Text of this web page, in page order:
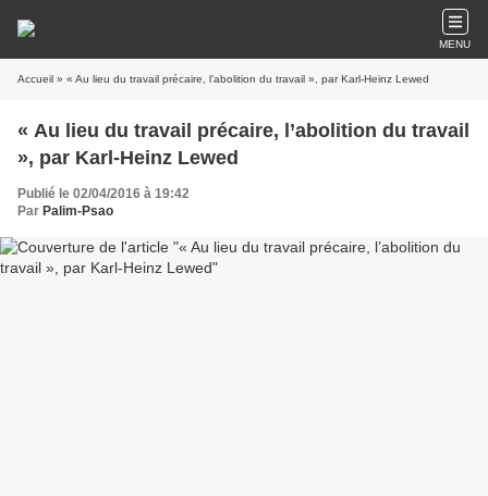
MENU
Accueil » « Au lieu du travail précaire, l’abolition du travail », par Karl-Heinz Lewed
« Au lieu du travail précaire, l’abolition du travail
», par Karl-Heinz Lewed
Publié le 02/04/2016 à 19:42
Par Palim-Psao